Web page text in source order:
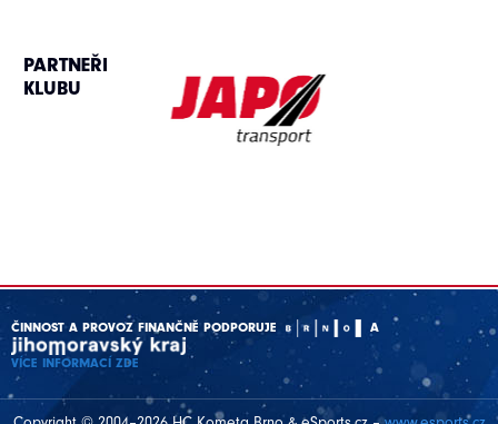
PARTNEŘI
KLUBU
ČINNOST A PROVOZ FINANČNĚ PODPORUJE A
VÍCE INFORMACÍ ZDE